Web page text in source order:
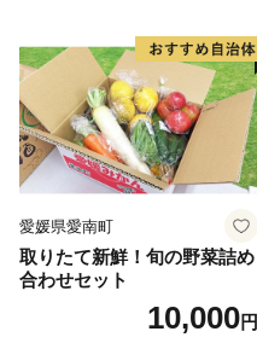
芋 ほしいも スイートポテト
いも天 サイズミックス 甘い
ねっとり 生芋 新芋 あんのう
いも 甘藷 べにはるか スイー
ツ 国産 糖度 産地直送 農家直
送 数量限定 21000円 愛媛 愛
南 ミッチーのおみかん畑
愛媛県愛南町
取りたて新鮮！旬の野菜詰め
合わせセット
10,000円